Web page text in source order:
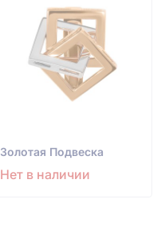
Золотая Подвеска
Нет в наличии